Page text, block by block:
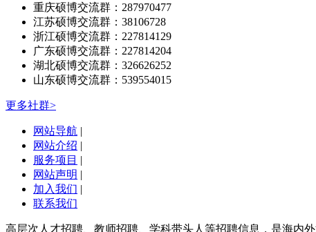
重庆硕博交流群：287970477
江苏硕博交流群：38106728
浙江硕博交流群：227814129
广东硕博交流群：227814204
湖北硕博交流群：326626252
山东硕博交流群：539554015
更多社群>
网站导航 |
网站介绍 |
服务项目 |
网站声明 |
加入我们 |
联系我们
高层次人才招聘、教师招聘、学科带头人等招聘信息，是海内